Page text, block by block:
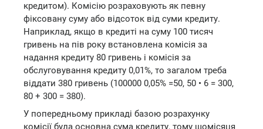
кредитом). Комісію розраховують як певну
фіксовану суму або відсоток від суми кредиту.
Наприклад, якщо в кредиті на суму 100 тисяч
гривень на пів року встановлена комісія за
надання кредиту 80 гривень і комісія за
обслуговування кредиту 0,01%, то загалом треба
віддати 380 гривень (100000 0,05% =50, 50 • 6 = 300,
80 + 300 = 380).
У попередньому прикладі базою розрахунку
комісії була основна сума кредиту, тому щомісяця